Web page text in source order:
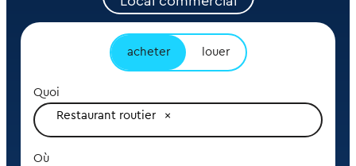
acheter louer
Quoi
Restaurant routier
Où